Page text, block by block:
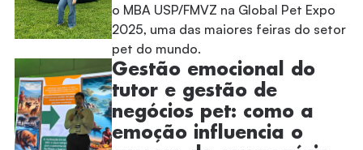
o MBA USP/FMVZ na Global Pet Expo
2025, uma das maiores feiras do setor
pet do mundo.
Gestão emocional do
tutor e gestão de
negócios pet: como a
emoção influencia o